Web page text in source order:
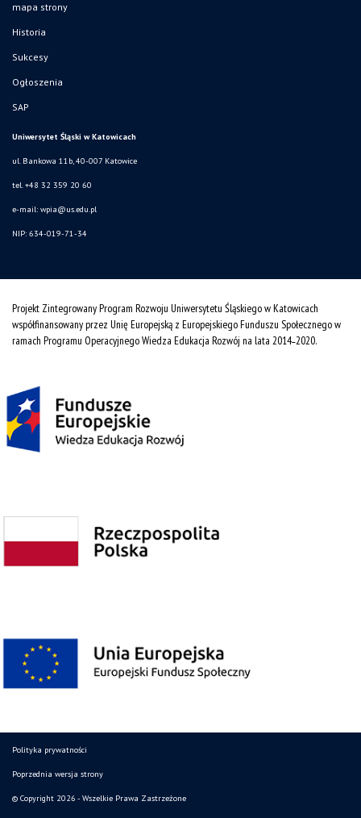
mapa strony
Historia
Sukcesy
Ogłoszenia
SAP
Uniwersytet Śląski w Katowicach
ul. Bankowa 11b, 40-007 Katowice
tel. +48 32 359 20 60
e-mail: wpia@us.edu.pl
NIP: 634-019-71-34
Projekt Zintegrowany Program Rozwoju Uniwersytetu Śląskiego w Katowicach
współfinansowany przez Unię Europejską z Europejskiego Funduszu Społecznego w
ramach Programu Operacyjnego Wiedza Edukacja Rozwój na lata 2014˗2020.
Polityka prywatności
Poprzednia wersja strony
© Copyright 2026 - Wszelkie Prawa Zastrzeżone